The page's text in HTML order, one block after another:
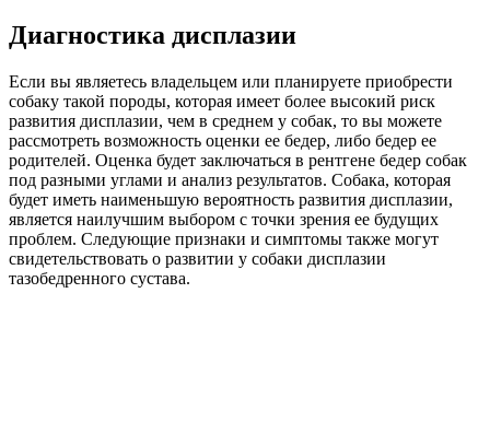
Диагностика дисплазии
Если вы являетесь владельцем или планируете приобрести
собаку такой породы, которая имеет более высокий риск
развития дисплазии, чем в среднем у собак, то вы можете
рассмотреть возможность оценки ее бедер, либо бедер ее
родителей. Оценка будет заключаться в рентгене бедер собак
под разными углами и анализ результатов. Собака, которая
будет иметь наименьшую вероятность развития дисплазии,
является наилучшим выбором с точки зрения ее будущих
проблем. Следующие признаки и симптомы также могут
свидетельствовать о развитии у собаки дисплазии
тазобедренного сустава.